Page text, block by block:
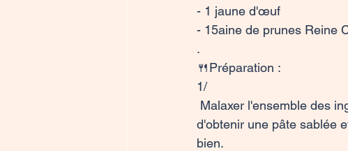
- 1 jaune d'œuf
- 15aine de prunes Reine
.
🍴Préparation :
1/
d'obtenir une pâte sablée
bien.